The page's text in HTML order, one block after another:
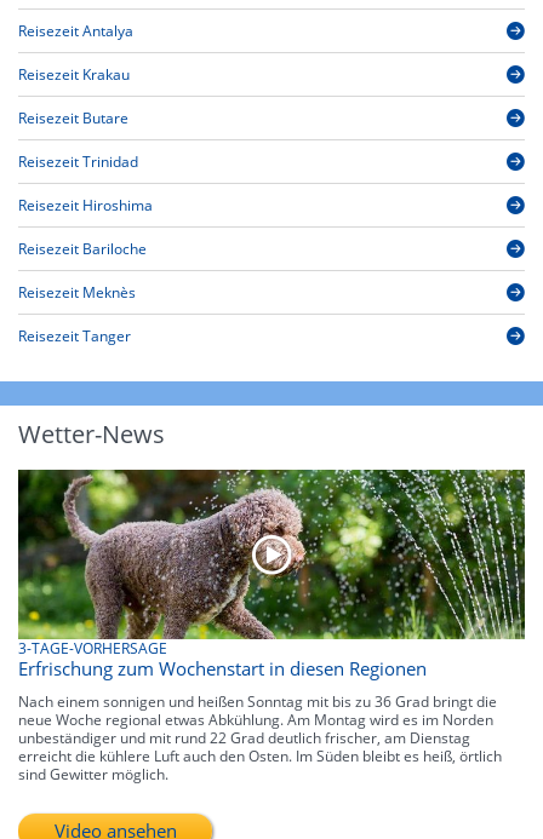
Reisezeit Antalya
Reisezeit Krakau
Reisezeit Butare
Reisezeit Trinidad
Reisezeit Hiroshima
Reisezeit Bariloche
Reisezeit Meknès
Reisezeit Tanger
Wetter-News
3-TAGE-VORHERSAGE
Erfrischung zum Wochenstart in diesen Regionen
Nach einem sonnigen und heißen Sonntag mit bis zu 36 Grad bringt die
neue Woche regional etwas Abkühlung. Am Montag wird es im Norden
unbeständiger und mit rund 22 Grad deutlich frischer, am Dienstag
erreicht die kühlere Luft auch den Osten. Im Süden bleibt es heiß, örtlich
sind Gewitter möglich.
Video ansehen